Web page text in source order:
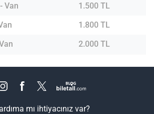
Van
1.500 TL
1.800 TL
2.000 TL
mı ihtiyacınız var?